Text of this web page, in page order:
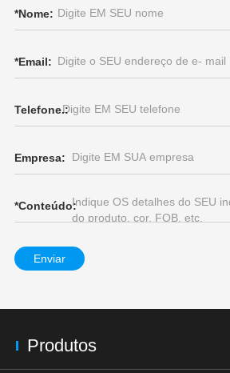
*Nome:
*Email:
Telefone.:
Empresa:
*Conteúdo:
Enviar
Produtos